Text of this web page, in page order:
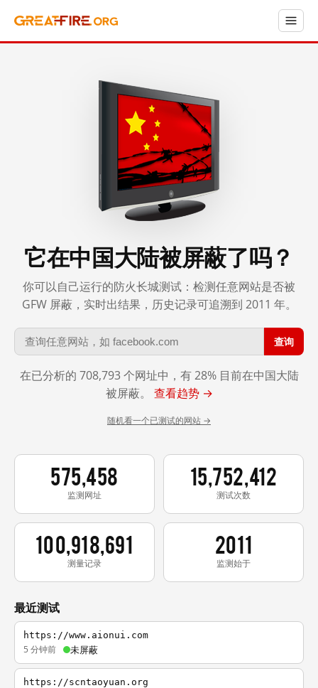
它在中国大陆被屏蔽了吗？
你可以自己运行的防火长城测试：检测任意网站是否被
GFW 屏蔽，实时出结果，历史记录可追溯到 2011 年。
查询
在已分析的 708,793 个网址中，有 28% 目前在中国大陆
被屏蔽。 查看趋势 →
随机看一个已测试的网站 →
575,458
监测网址
15,752,412
测试次数
100,918,691
测量记录
2011
监测始于
最近测试
https://www.aionui.com
5 分钟前 未屏蔽
https://scntaoyuan.org